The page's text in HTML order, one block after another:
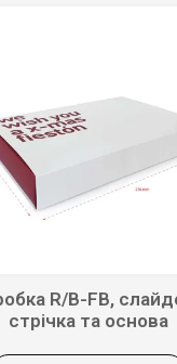
R/B-FB,
стрічка та основа